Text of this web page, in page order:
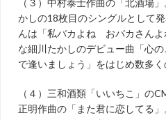
（３）中村泰士作曲の「北酒場
かしの18枚目のシングルとして
んは「私バカよね おバカさんよ
な細川たかしのデビュー曲「心
で逢いましょう」をはじめ数多く
（４）三和酒類「いいちこ」の
正明作曲の「また君に恋してる